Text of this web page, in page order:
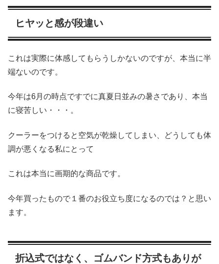
ヒヤッと感が段違い
これは実際に体感してもらうしかないのですが、本当に半
端ないのです。
今年は6月の時点ですでに真夏日並みの暑さであり、本当
に寝苦しい・・・。
クーラーをつけると空気が乾燥してしまい、どうしても体
調が悪くなる私にとって
これは本当に画期的な商品です。
今年買ったもので１番のお役立ち度になるのでは？と思い
ます。
折込式ではなく、ゴムバンド方式もありが